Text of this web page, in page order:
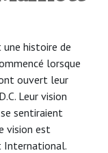
histoire de
lorsque
ouvert leur
Leur vision
sentiraient
vision est
International.